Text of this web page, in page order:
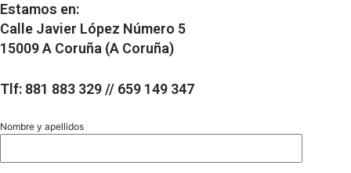
Estamos en:
Calle Javier López Número 5
15009 A Coruña (A Coruña)
Tlf: 881 883 329 // 659 149 347
Nombre y apellidos